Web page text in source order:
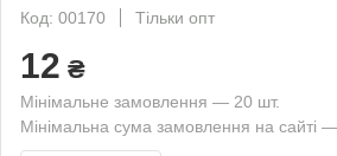
Код: 00170
Тільки опт
12 ₴
Мінімальне замовлення — 20 шт.
Мінімальна сума замовлення на сайті